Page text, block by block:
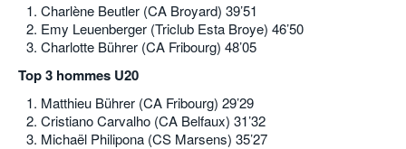
Charlène Beutler (CA Broyard) 39’51
Emy Leuenberger (Triclub Esta Broye) 46’50
Charlotte Bührer (CA Fribourg) 48’05
Top 3 hommes U20
Matthieu Bührer (CA Fribourg) 29’29
Cristiano Carvalho (CA Belfaux) 31’32
Michaël Philipona (CS Marsens) 35’27